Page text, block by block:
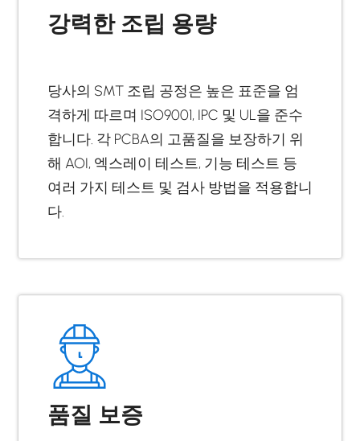
강력한 조립 용량
당사의 SMT 조립 공정은 높은 표준을 엄
격하게 따르며 ISO9001, IPC 및 UL을 준수
합니다. 각 PCBA의 고품질을 보장하기 위
해 AOI, 엑스레이 테스트, 기능 테스트 등
여러 가지 테스트 및 검사 방법을 적용합니
다.
품질 보증